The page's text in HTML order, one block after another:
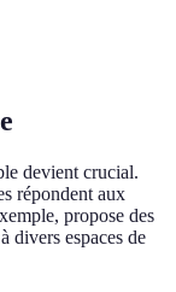
devient crucial.
répondent aux
propose des
divers espaces de